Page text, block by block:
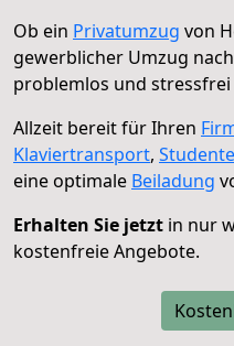
Ob ein Privatumzug von
gewerblicher Umzug
problemlos und
Allzeit bereit für Ihren
Klaviertransport,
eine optimale Beiladung
Erhalten Sie jetzt in nur
kostenfreie Angebote.